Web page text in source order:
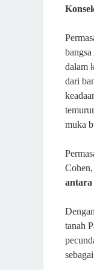
dalam
dari
muka
antara
tanah